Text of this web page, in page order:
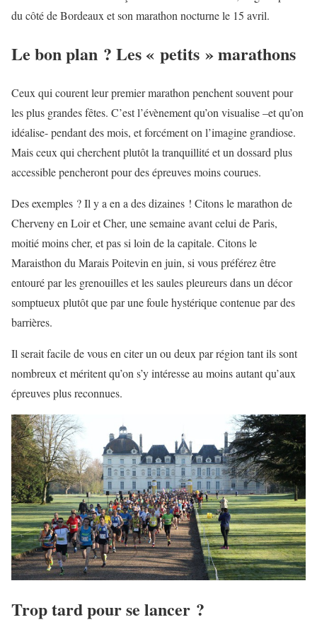
du côté de Bordeaux et son marathon nocturne le 15 avril.
Le bon plan ? Les « petits » marathons
Ceux qui courent leur premier marathon penchent souvent pour
les plus grandes fêtes. C’est l’évènement qu’on visualise –et qu’on
idéalise- pendant des mois, et forcément on l’imagine grandiose.
Mais ceux qui cherchent plutôt la tranquillité et un dossard plus
accessible pencheront pour des épreuves moins courues.
Des exemples ? Il y a en a des dizaines ! Citons le marathon de
Cherveny en Loir et Cher, une semaine avant celui de Paris,
moitié moins cher, et pas si loin de la capitale. Citons le
Maraisthon du Marais Poitevin en juin, si vous préférez être
entouré par les grenouilles et les saules pleureurs dans un décor
somptueux plutôt que par une foule hystérique contenue par des
barrières.
Il serait facile de vous en citer un ou deux par région tant ils sont
nombreux et méritent qu’on s’y intéresse au moins autant qu’aux
épreuves plus reconnues.
Trop tard pour se lancer ?